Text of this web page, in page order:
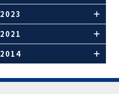
2023
2021
2014